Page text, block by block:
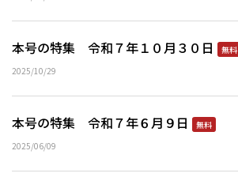
本号の特集 令和７年１０月３０日
無料
2025/10/29
本号の特集 令和７年６月９日
無料
2025/06/09